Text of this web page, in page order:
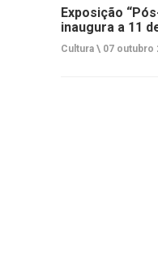
Exposição
inaugura a 11
Cultura \ 07 outubro